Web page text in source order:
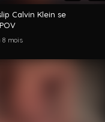
Calvin Klein se
8 mois